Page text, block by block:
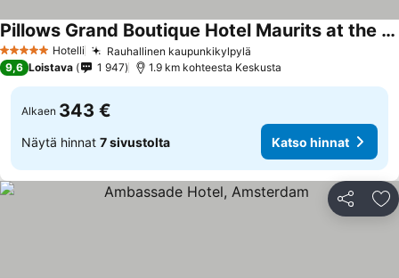
5 Tähtiluokitus
Hotelli Rauhallinen kaupunkikylpylä
Pillows Grand Boutique Hotel Maurits at the Park - Small Luxury Hotels
9,6 Loistava 1 947 1.9 km kohteesta Keskusta
Alkaen 343 €
Näytä hinnat 7 sivustolta Katso hinnat
Jaa